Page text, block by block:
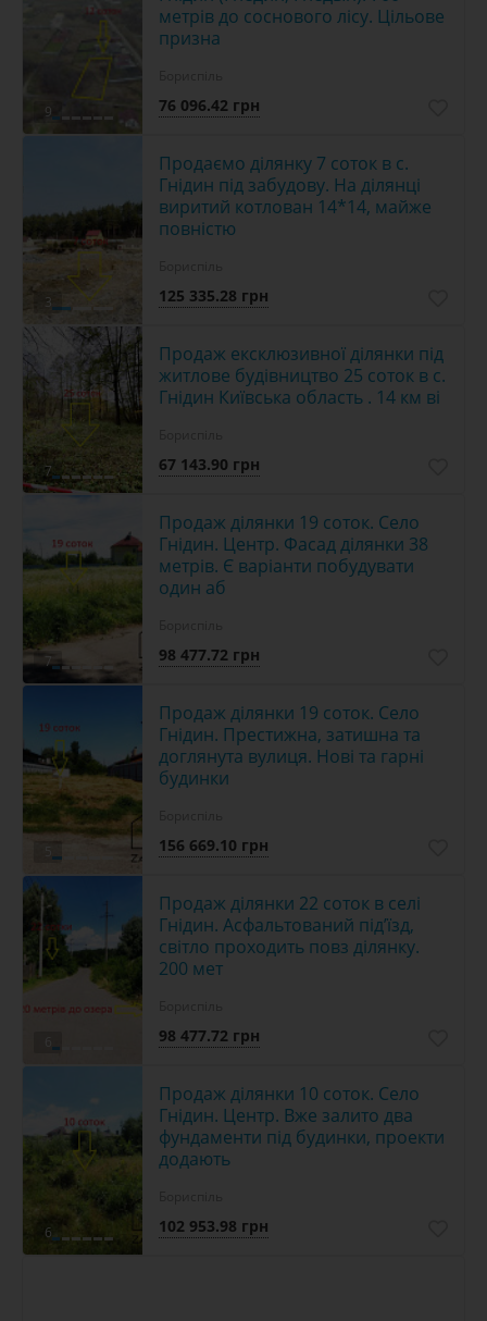
9
метрів до соснового лісу. Цільове
призна
76 096.42 грн
3
Продаємо ділянку 7 соток в с.
Гнідин під забудову. На ділянці
виритий котлован 14*14, майже
повністю
125 335.28 грн
7
Продаж ексклюзивної ділянки під
житлове будівництво 25 соток в с.
Гнідин Київська область . 14 км ві
67 143.90 грн
7
Продаж ділянки 19 соток. Село
Гнідин. Центр. Фасад ділянки 38
метрів. Є варіанти побудувати
один аб
98 477.72 грн
Продаж ділянки 19 соток. Село
Гнідин. Престижна, затишна та
доглянута вулиця. Нові та гарні
будинки
156 669.10 грн
Продаж ділянки 22 соток в селі
Гнідин. Асфальтований під’їзд,
світло проходить повз ділянку.
200 мет
98 477.72 грн
6
Продаж ділянки 10 соток. Село
Гнідин. Центр. Вже залито два
фундаменти під будинки, проекти
додають
102 953.98 грн